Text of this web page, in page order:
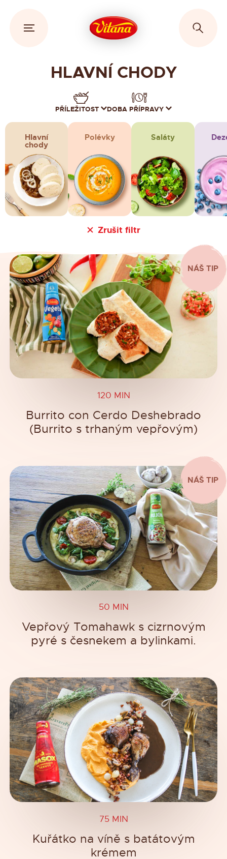
HLAVNÍ CHODY
PŘÍLEŽITOST DOBA PŘÍPRAVY
Hlavní
chody
Polévky Saláty
Zrušit filtr
NÁŠ TIP
120 MIN
Burrito con Cerdo Deshebrado
(Burrito s trhaným vepřovým)
NÁŠ TIP
50 MIN
Vepřový Tomahawk s cizrnovým
pyré s česnekem a bylinkami.
75 MIN
Kuřátko na víně s batátovým
krémem